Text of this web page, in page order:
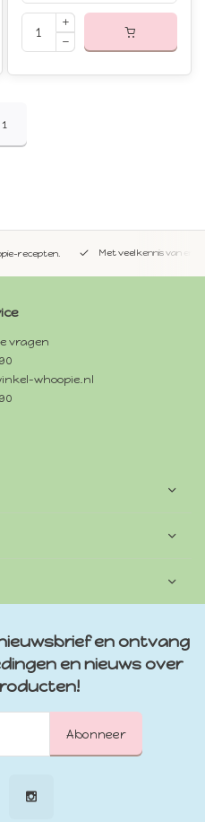
1
recepten. Met veel kennis van en
vragen
whoopie.nl
en ontvang
en nieuws over
Abonneer